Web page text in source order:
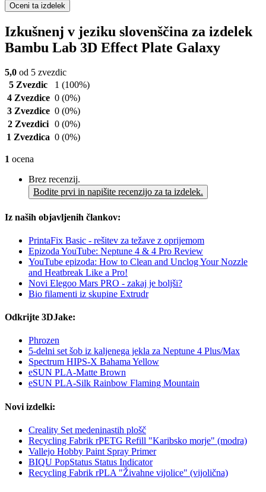
Oceni ta izdelek
Izkušnenj v jeziku slovenščina za izdelek
Bambu Lab 3D Effect Plate Galaxy
5,0 od 5 zvezdic
5 Zvezdic
1 (100%)
4 Zvezdice 0 (0%)
3 Zvezdice 0 (0%)
2 Zvezdici 0 (0%)
1 Zvezdica 0 (0%)
1 ocena
Brez recenzij.
Bodite prvi in napišite recenzijo za ta izdelek.
Iz naših objavljenih člankov:
PrintaFix Basic - rešitev za težave z oprijemom
Epizoda YouTube: Neptune 4 & 4 Pro Review
YouTube epizoda: How to Clean and Unclog Your Nozzle
and Heatbreak Like a Pro!
Novi Elegoo Mars PRO - zakaj je boljši?
Bio filamenti iz skupine Extrudr
Odkrijte 3DJake:
Phrozen
5-delni set šob iz kaljenega jekla za Neptune 4 Plus/Max
Spectrum HIPS-X Bahama Yellow
eSUN PLA-Matte Brown
eSUN PLA-Silk Rainbow Flaming Mountain
Novi izdelki:
Creality Set medeninastih plošč
Recycling Fabrik rPETG Refill "Karibsko morje" (modra)
Vallejo Hobby Paint Spray Primer
BIQU PopStatus Status Indicator
Recycling Fabrik rPLA "Živahne vijolice" (vijolična)